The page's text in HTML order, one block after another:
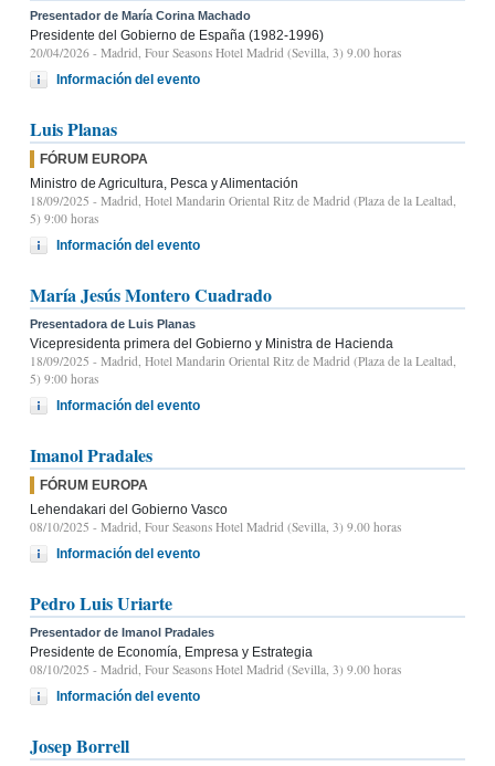
Presentador de María Corina Machado
Presidente del Gobierno de España (1982-1996)
20/04/2026 - Madrid, Four Seasons Hotel Madrid (Sevilla, 3) 9.00 horas
Información del evento
Luis Planas
FÓRUM EUROPA
Ministro de Agricultura, Pesca y Alimentación
18/09/2025 - Madrid, Hotel Mandarin Oriental Ritz de Madrid (Plaza de la Lealtad,
5) 9:00 horas
Información del evento
María Jesús Montero Cuadrado
Presentadora de Luis Planas
Vicepresidenta primera del Gobierno y Ministra de Hacienda
18/09/2025 - Madrid, Hotel Mandarin Oriental Ritz de Madrid (Plaza de la Lealtad,
5) 9:00 horas
Información del evento
Imanol Pradales
FÓRUM EUROPA
Lehendakari del Gobierno Vasco
08/10/2025 - Madrid, Four Seasons Hotel Madrid (Sevilla, 3) 9.00 horas
Información del evento
Pedro Luis Uriarte
Presentador de Imanol Pradales
Presidente de Economía, Empresa y Estrategia
08/10/2025 - Madrid, Four Seasons Hotel Madrid (Sevilla, 3) 9.00 horas
Información del evento
Josep Borrell